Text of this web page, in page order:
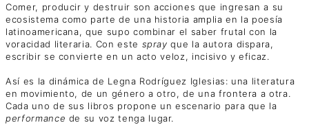
Comer, producir y destruir son acciones que ingresan a su
ecosistema como parte de una historia amplia en la poesía
latinoamericana, que supo combinar el saber frutal con la
voracidad literaria. Con este spray que la autora dispara,
escribir se convierte en un acto veloz, incisivo y eficaz.
Así es la dinámica de Legna Rodríguez Iglesias: una literatura
en movimiento, de un género a otro, de una frontera a otra.
Cada uno de sus libros propone un escenario para que la
performance de su voz tenga lugar.